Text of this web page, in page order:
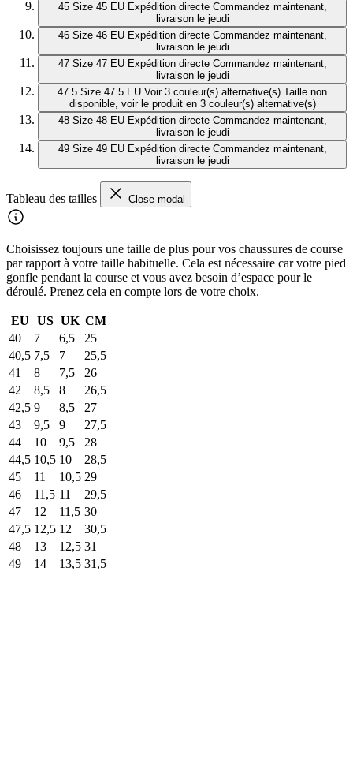
45 Size 45 EU Expédition directe Commandez maintenant,
livraison le jeudi
46 Size 46 EU Expédition directe Commandez maintenant,
livraison le jeudi
47 Size 47 EU Expédition directe Commandez maintenant,
livraison le jeudi
47.5 Size 47.5 EU Voir 3 couleur(s) alternative(s) Taille non
disponible, voir le produit en 3 couleur(s) alternative(s)
48 Size 48 EU Expédition directe Commandez maintenant,
livraison le jeudi
49 Size 49 EU Expédition directe Commandez maintenant,
livraison le jeudi
Tableau des tailles Close modal
Choisissez toujours une taille de plus pour vos chaussures de course
par rapport à votre taille habituelle. Cela est nécessaire car votre pied
gonfle pendant la course et vous avez besoin d’espace pour le
déroulé. Prenez cela en compte lors de votre choix.
EU US UK CM
40
7 6,5
25
40,5 7,5 7
25,5
41
8 7,5
26
42
8,5 8
26,5
42,5 9 8,5
27
43
9,5 9
27,5
44
10 9,5
28
44,5 10,5 10
28,5
45
11 10,5 29
46
11,5 11
29,5
47
12 11,5 30
47,5 12,5 12
30,5
48
13 12,5 31
49
14 13,5 31,5